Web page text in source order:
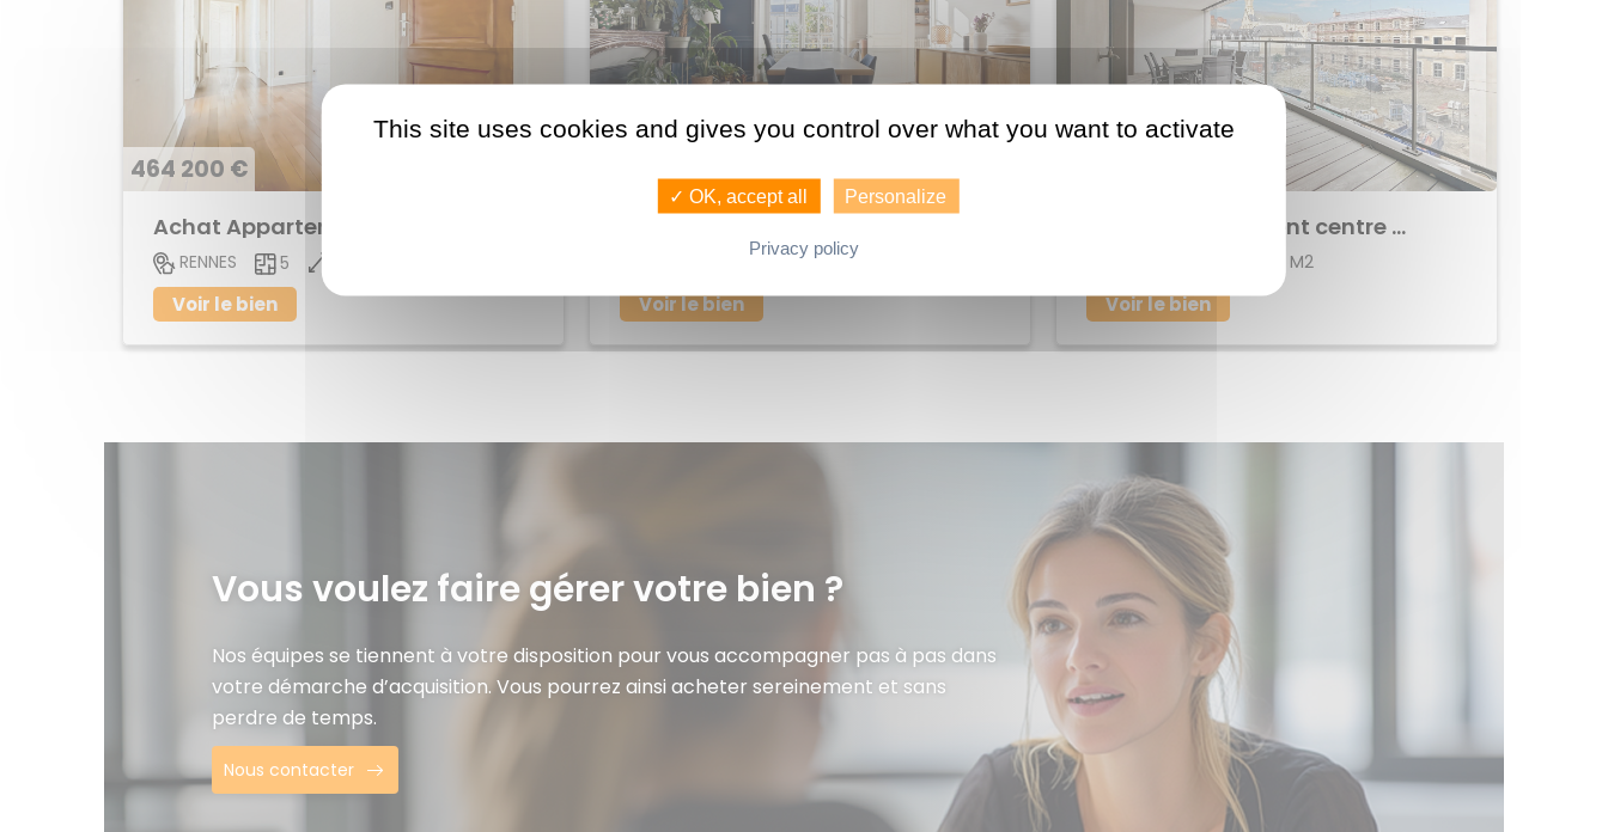
464 200 €
RENNES 5
Voir le bien
5 118 M2
Voir le bien
Achat Appartement centre ville
112 M2
Voir le bien
Vous voulez faire gérer votre bien ?
Nos équipes se tiennent à votre disposition pour vous accompagner pas à pas dans
votre démarche d’acquisition. Vous pourrez ainsi acheter sereinement et sans
perdre de temps.
Nous contacter
This site uses cookies and gives you control over what you want to activate
✓ OK, accept all Personalize
Privacy policy